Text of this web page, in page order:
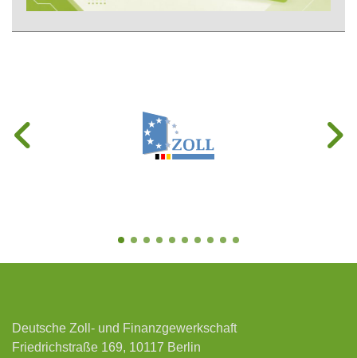
Deutsche Zoll- und Finanzgewerkschaft
Friedrichstraße 169, 10117 Berlin